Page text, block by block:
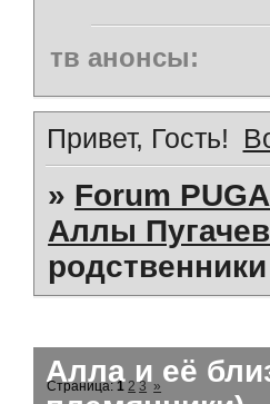
тв анонсы:
Привет, Гость!
» Forum
Аллы
Алла и её
Страница:1 2 3 »